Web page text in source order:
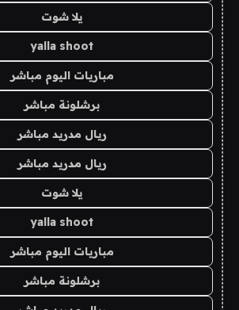
يلا شوت
yalla shoot
مباريات اليوم مباشر
برشلونة مباشر
ريال مدريد مباشر
ريال مدريد مباشر
يلا شوت
yalla shoot
مباريات اليوم مباشر
برشلونة مباشر